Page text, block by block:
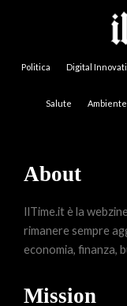
Politica Digital
Salute Ambiente
About
IlTime.it è la
rimanere sempre
economia, finanza,
Mission